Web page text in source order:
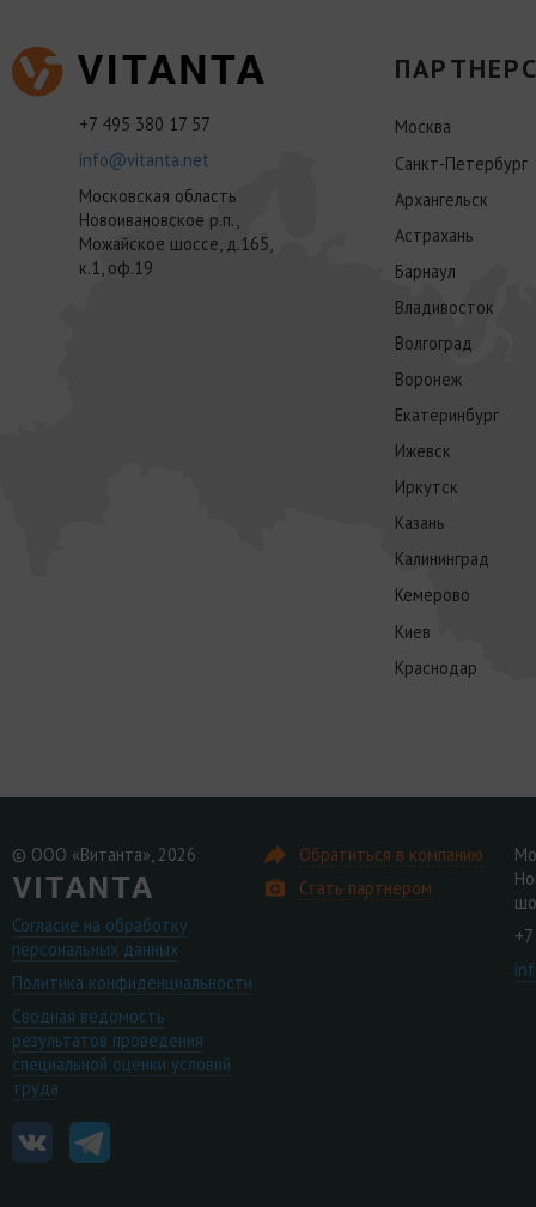
+7 495 380 17 57
info@vitanta.net
Московская область
Новоивановское р.п.,
Можайское шоссе, д.165,
к.1, оф.19
Москва
Санкт-Петербург
Архангельск
Астрахань
Барнаул
Владивосток
Волгоград
Воронеж
Екатеринбург
Ижевск
Иркутск
Казань
Калининград
Кемерово
Киев
Краснодар
© ООО «Витанта», 2026
Согласие на обработку
персональных данных
Политика конфиденциальности
Сводная ведомость
результатов проведения
специальной оценки условий
труда
Обратиться в компанию
Стать партнером